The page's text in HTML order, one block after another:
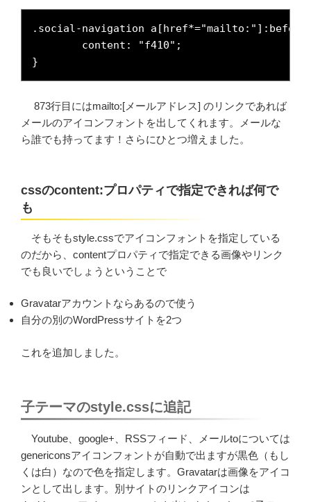
.social-navigation
}
873行目にはmailto:[メールアドレス] のリンクであれば
メールのアイコンフォントを出してくれます。メールな
ら誰でも持ってます！さらにひとつ増えました。
cssのcontent:プロパティで指定できれば何で
も
そもそもstyle.cssでアイコンフォントを指定している
のだから、contentプロパティで指定できる画像やリンク
でも良いでしょうということで
Gravatarアカウントならあるので使う
自分の別のWordPressサイトを2つ
これを追加しました。
子テーマのstyle.cssに追記
Youtube、google+、RSSフィード、メールtoについては
genericonsアイコンフォントが自動で出ますが黒色（もし
くは白）なので色を指定します。Gravatarは画像をアイコ
ンとして出します。別サイトのリンクアイコンは